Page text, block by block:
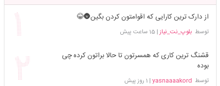
از دارک ترین کارایی که اقوامتون کردن بگین🌚😂
توسطبلوپ_نت_نیاز |15 ساعت پیش
قشنگ ترین کاری که همسرتون تا حالا براتون کرده چی
بوده
توسط yasnaaaakord
| 1 روز پیش